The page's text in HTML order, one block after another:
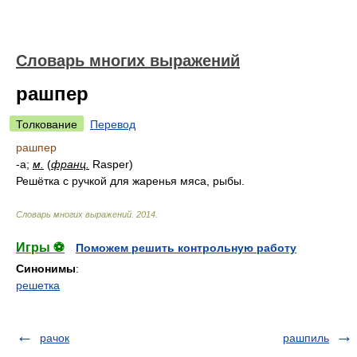
Словарь многих выражений
рашпер
Толкование
Перевод
рашпер
-а; м. (франц. Rasper)
Решётка с ручкой для жаренья мяса, рыбы.
Словарь многих выражений 2014
Игры ⚽
Поможем решить контрольную работу
Синонимы:
решетка
рачок рашпиль